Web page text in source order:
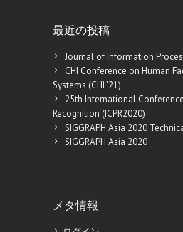
最近の投稿
Journal of Information
CHI Conference on Human
Systems (CHI ’21)
25th International
Recognition (ICPR2020)
SIGGRAPH Asia 2020
SIGGRAPH Asia 2020
メタ情報